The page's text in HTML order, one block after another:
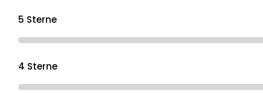
5 Sterne
4 Sterne